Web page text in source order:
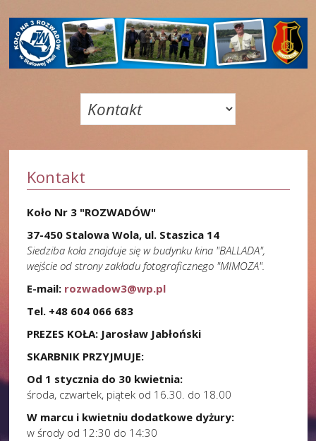
Kontakt
Koło Nr 3 "ROZWADÓW"
37-450 Stalowa Wola, ul. Staszica 14
Siedziba koła znajduje się w budynku kina "BALLADA",
wejście od strony zakładu fotograficznego "MIMOZA".
E-mail: rozwadow3@wp.pl
Tel. +48 604 066 683
PREZES KOŁA: Jarosław Jabłoński
SKARBNIK PRZYJMUJE:
Od 1 stycznia do 30 kwietnia:
środa, czwartek, piątek od 16.30. do 18.00
W marcu i kwietniu dodatkowe dyżury:
w środy od 12:30 do 14:30